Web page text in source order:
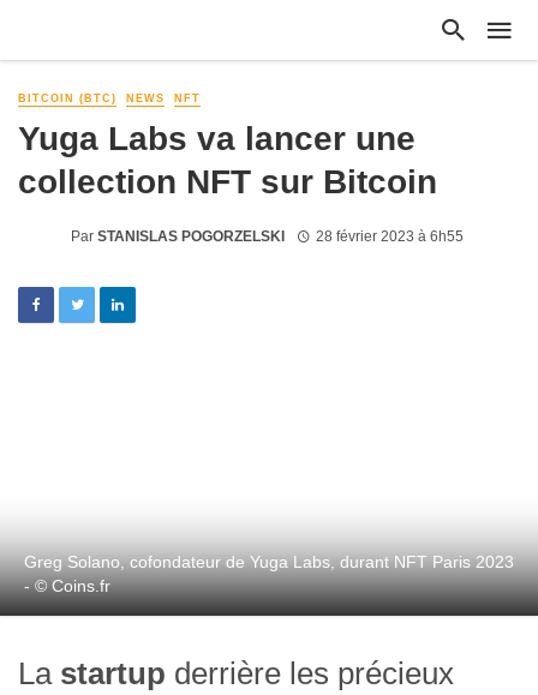
BITCOIN (BTC) NEWS NFT
Yuga Labs va lancer une
collection NFT sur Bitcoin
Par STANISLAS POGORZELSKI 28 février 2023 à 6h55
Greg Solano, cofondateur de Yuga Labs, durant NFT Paris 2023
- © Coins.fr
La startup derrière les précieux